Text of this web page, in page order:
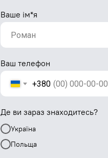
Ваше ім*я
Ваш телефон
+380
Де ви зараз знаходитесь?
Україна
Польща